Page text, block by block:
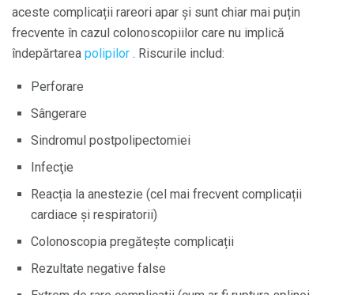
aceste complicații rareori apar și sunt chiar mai puțin
frecvente în cazul colonoscopiilor care nu implică
îndepărtarea polipilor . Riscurile includ:
Perforare
Sângerare
Sindromul postpolipectomiei
Infecţie
Reacția la anestezie (cel mai frecvent complicații
cardiace și respiratorii)
Colonoscopia pregătește complicații
Rezultate negative false